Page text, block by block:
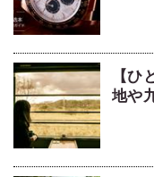
【
地や